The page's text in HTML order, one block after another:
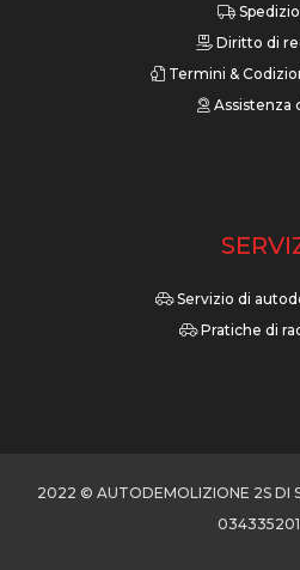
Diritto di
Termini &
Assistenza
Servizio di
Pratiche di
2022 © AUTODEMOLIZIONE 2S DI